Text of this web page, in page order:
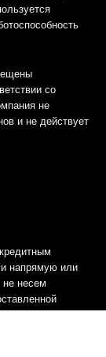
со
не
и не действует
напрямую или
несем
а также